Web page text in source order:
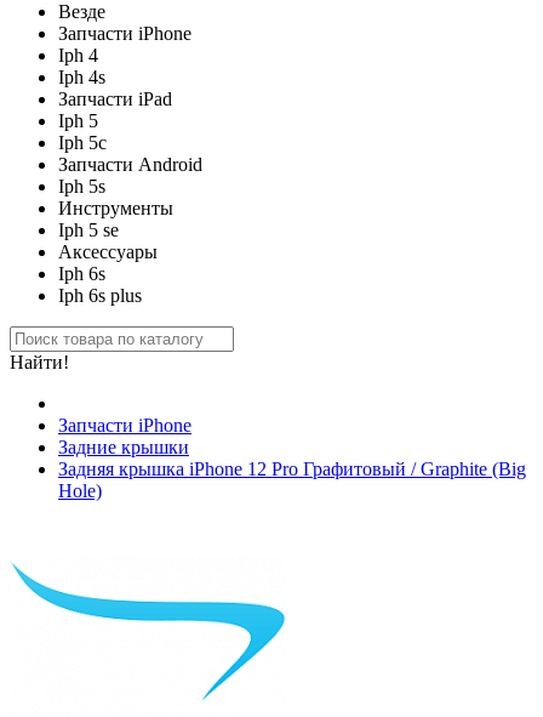
Везде
Запчасти iPhone
Iph 4
Iph 4s
Запчасти iPad
Iph 5
Iph 5c
Запчасти Android
Iph 5s
Инструменты
Iph 5 se
Аксессуары
Iph 6s
Iph 6s plus
Найти!
Запчасти iPhone
Задние крышки
Задняя крышка iPhone 12 Pro Графитовый / Graphite (Big
Hole)